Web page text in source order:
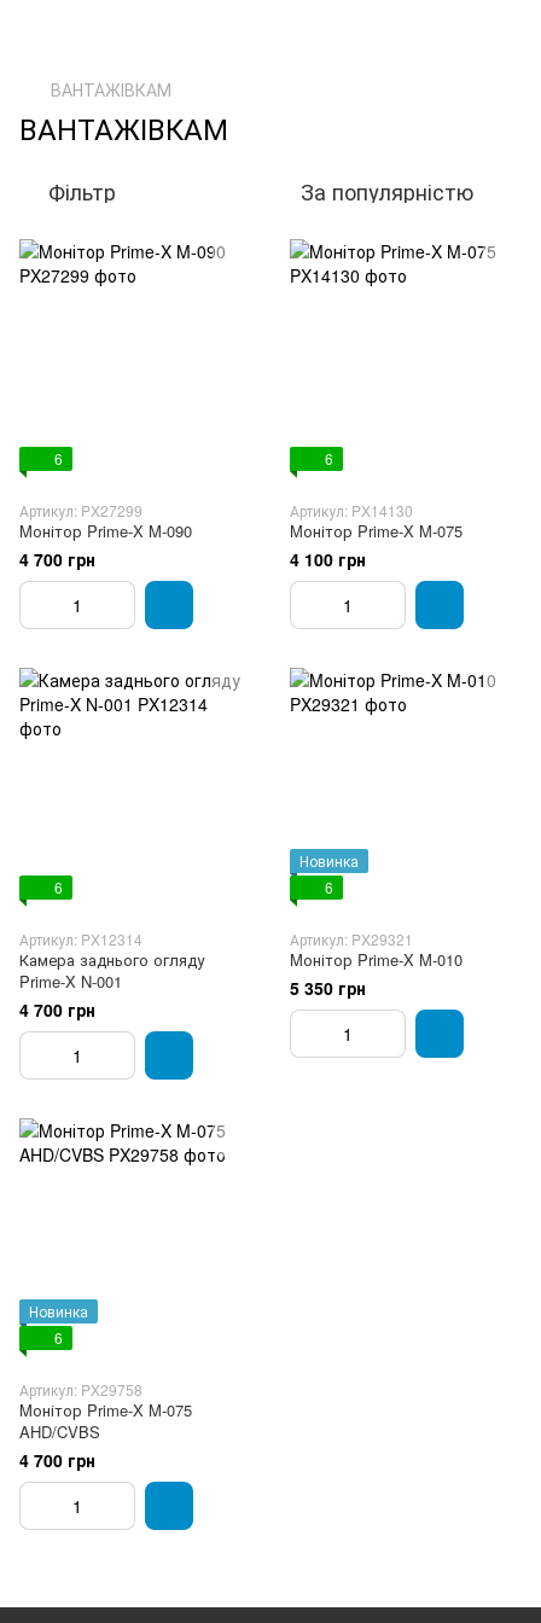
ВАНТАЖІВКАМ
ВАНТАЖІВКАМ
Фільтр За популярністю
6
Артикул: PX27299
Mонітор Prime-X M-090
4 700 грн
6
Артикул: PX14130
Mонітор Prime-X M-075
4 100 грн
6
Артикул: PX12314
Камера заднього огляду
Prime-X N-001
4 700 грн
Новинка
6
Артикул: PX29321
Mонітор Prime-X M-010
5 350 грн
Новинка
6
Артикул: PX29758
Mонітор Prime-X M-075
AHD/CVBS
4 700 грн